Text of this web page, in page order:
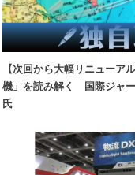
【次回から大幅リニューア
機」を読み解く 国際ジャ
氏